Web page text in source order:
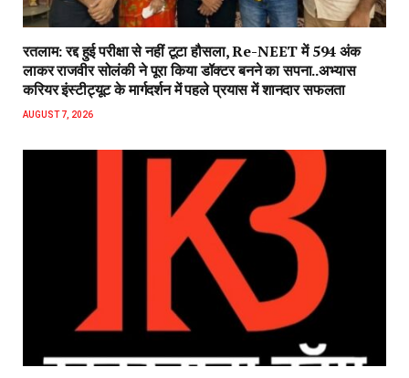
रतलाम: रद्द हुई परीक्षा से नहीं टूटा हौसला, Re-NEET में 594 अंक
लाकर राजवीर सोलंकी ने पूरा किया डॉक्टर बनने का सपना..अभ्यास
करियर इंस्टीट्यूट के मार्गदर्शन में पहले प्रयास में शानदार सफलता
AUGUST 7, 2026